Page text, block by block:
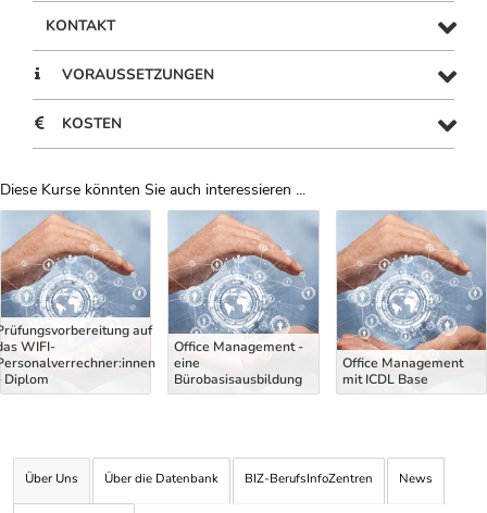
KONTAKT
VORAUSSETZUNGEN
KOSTEN
Diese Kurse könnten Sie auch interessieren ...
Uber Weiterbildungsvorschläge
auf
WIFI-
Diplom
Office Management -
eine
Bürobasisausbildung
Office Management
mit ICDL Base
Über Uns Über die Datenbank BIZ-BerufsInfoZentren News